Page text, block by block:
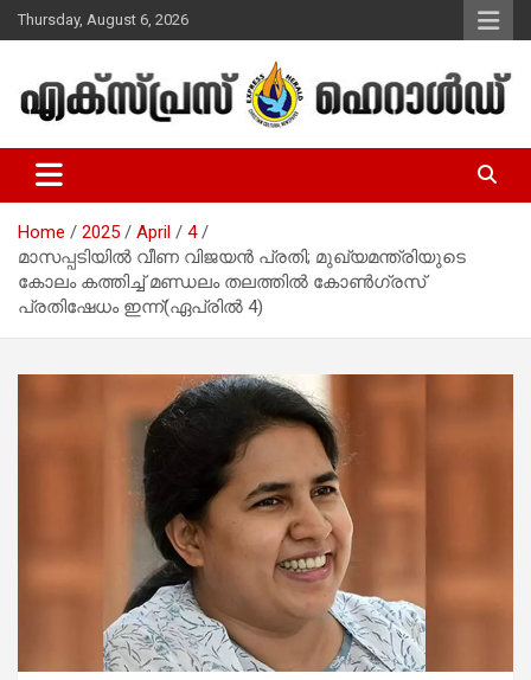
Skip
to
Thursday, August 6, 2026
Express Herald – Malayalam
Christian News
Home 2025 April
4
മാസപ്പടിയില്‍ വീണ വിജയന്‍ പ്രതി; മുഖ്യമന്ത്രിയുടെ
കോലം കത്തിച്ച് മണ്ഡലം തലത്തില്‍ കോണ്‍ഗ്രസ്
പ്രതിഷേധം ഇന്ന്(ഏപ്രില്‍ 4)